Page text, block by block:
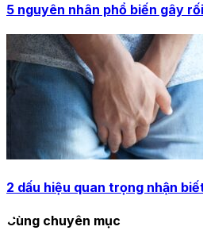
5 nguyên nhân phổ biến gây
2 dấu hiệu quan trọng nhận
Cùng chuyên mục